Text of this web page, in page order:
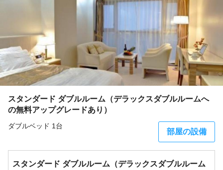
スタンダード ダブルルーム（デラックスダブルルームへ
の無料アップグレードあり）
ダブルベッド 1台
部屋の設備
スタンダード ダブルルーム（デラックスダブルルーム